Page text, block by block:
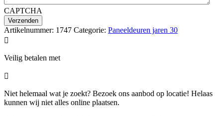
CAPTCHA
Artikelnummer: 1747 Categorie: Paneeldeuren jaren 30

Veilig betalen met

Niet helemaal wat je zoekt? Bezoek ons aanbod op locatie! Helaas
kunnen wij niet alles online plaatsen.